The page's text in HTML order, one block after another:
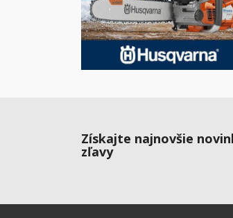
Získajte najnovšie
zľavy